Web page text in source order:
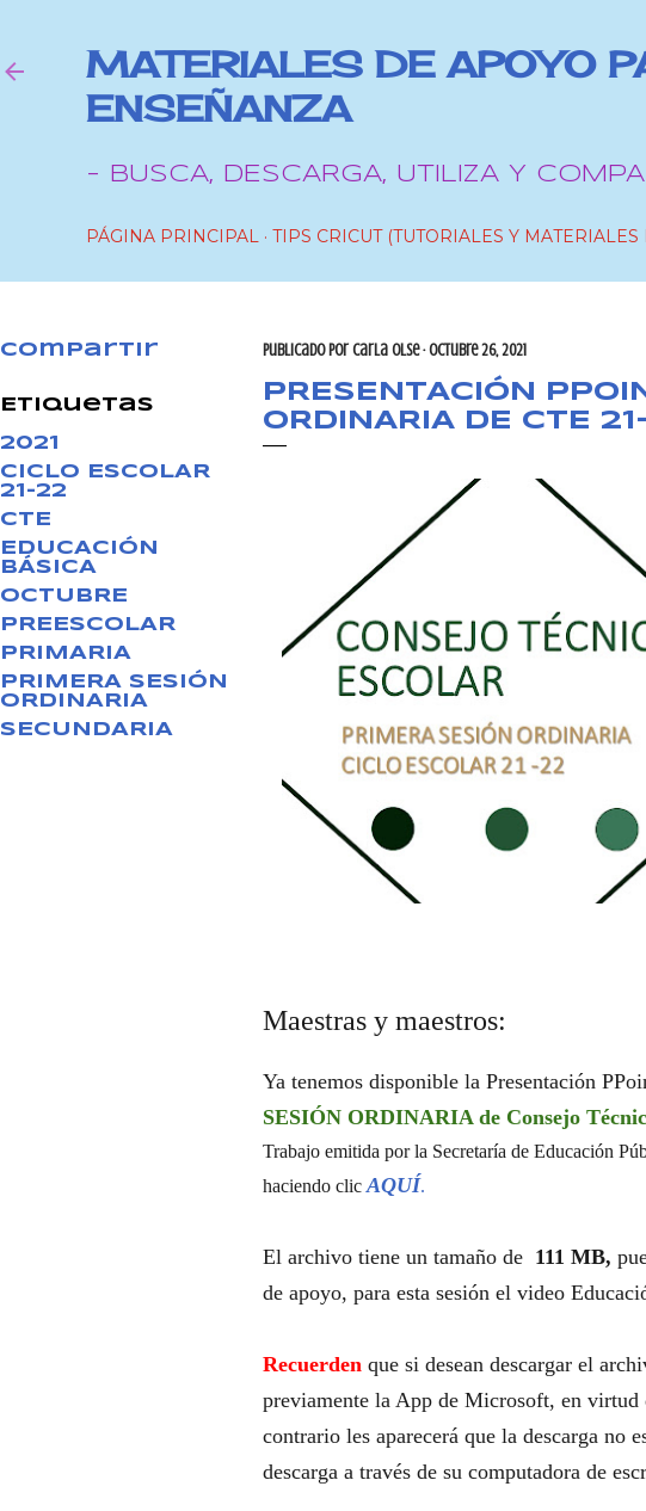
MATERIALES DE APOYO
ENSEÑANZA
- BUSCA, DESCARGA, UTILIZA Y
PÁGINA PRINCIPAL TIPS CRICUT (TUTORIALES Y MATERIALES
Compartir
Etiquetas
2021
CICLO ESCOLAR
21-22
CTE
EDUCACIÓN
BÁSICA
OCTUBRE
PREESCOLAR
PRIMARIA
PRIMERA SESIÓN
ORDINARIA
SECUNDARIA
Publicado por Carla OlSe octubre 26, 2021
PRESENTACIÓN
ORDINARIA DE CTE
Maestras y maestros:
Ya tenemos disponible la Presentación
SESIÓN ORDINARIA de Consejo
Trabajo emitida por la Secretaría de Educación
haciendo clic AQUÍ.
El archivo tiene un tamaño de 111 MB,
de apoyo, para esta sesión el video
Recuerden que si desean descargar el
previamente la App de Microsoft, en
contrario les aparecerá que la descarga no
descarga a través de su computadora de